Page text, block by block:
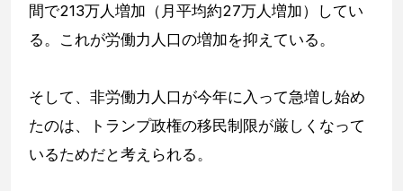
間で213万人増加（月平均約27万人増加）してい
る。これが労働力人口の増加を抑えている。
そして、非労働力人口が今年に入って急増し始め
たのは、トランプ政権の移民制限が厳しくなって
いるためだと考えられる。